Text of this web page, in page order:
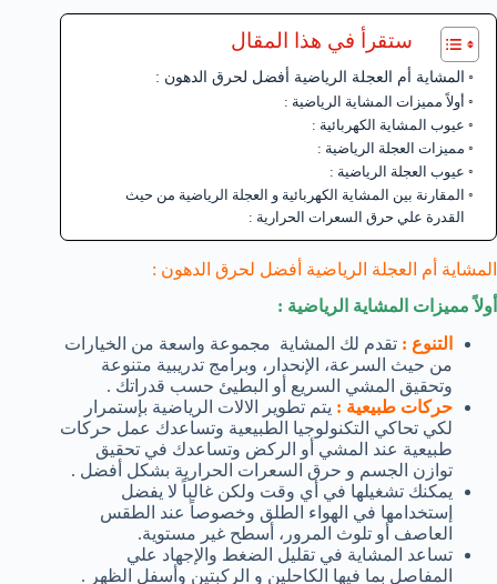
ستقرأ في هذا المقال
المشاية أم العجلة الرياضية أفضل لحرق الدهون :
أولاً مميزات المشاية الرياضية :
عيوب المشاية الكهربائية :
مميزات العجلة الرياضية :
عيوب العجلة الرياضية :
المقارنة بين المشاية الكهربائية و العجلة الرياضية من حيث
القدرة علي حرق السعرات الحرارية :
المشاية أم العجلة الرياضية أفضل لحرق الدهون :
أولاً مميزات المشاية الرياضية :
التنوع : تقدم لك المشاية مجموعة واسعة من الخيارات
من حيث السرعة، الإنحدار، وبرامج تدريبية متنوعة
وتحقيق المشي السريع أو البطيئ حسب قدراتك .
حركات طبيعية : يتم تطوير الالات الرياضية بإستمرار
لكي تحاكي التكنولوجيا الطبيعية وتساعدك عمل حركات
طبيعية عند المشي أو الركض وتساعدك في تحقيق
توازن الجسم و حرق السعرات الحرارية بشكل أفضل .
يمكنك تشغيلها في أي وقت ولكن غالباً لا يفضل
إستخدامها في الهواء الطلق وخصوصاً عند الطقس
العاصف أو تلوث المرور، أسطح غير مستوية.
تساعد المشاية في تقليل الضغط والإجهاد علي
المفاصل بما فيها الكاحلين و الركبتين وأسفل الظهر .